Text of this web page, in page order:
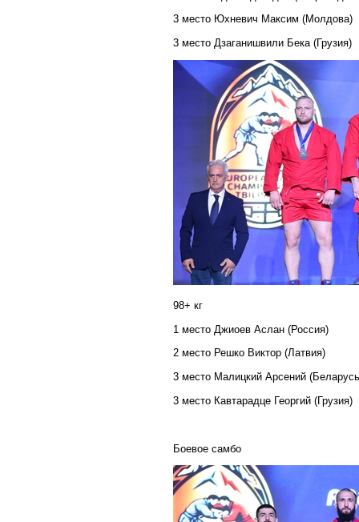
3 место Юхневич Максим (Молдова)
3 место Дзаганишвили Бека (Грузия)
98+ кг
1 место Джиоев Аслан (Россия)
2 место Решко Виктор (Латвия)
3 место Малицкий Арсений
3 место Кавтарадце Георгий (Грузия)
Боевое самбо